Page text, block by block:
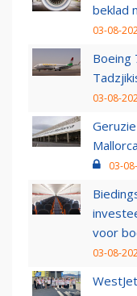
beklad
03-08-
Boeing
03-08-
Mallorca
03-
voor
03-08-